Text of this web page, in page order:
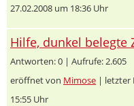
27.02.2008 um 18:36 Uhr
Hilfe, dunkel belegte
Antworten: 0 | Aufrufe: 2.605
eröffnet von Mimose | letzter
15:55 Uhr